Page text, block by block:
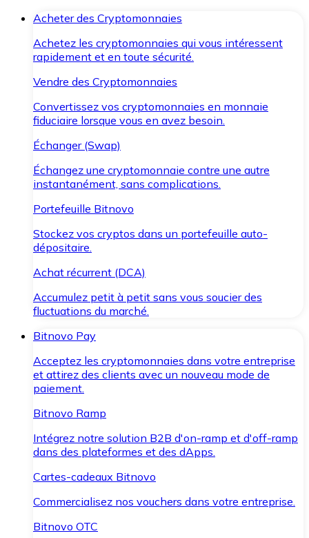
Acheter des Cryptomonnaies
Achetez les cryptomonnaies qui vous intéressent
rapidement et en toute sécurité.
Vendre des Cryptomonnaies
Convertissez vos cryptomonnaies en monnaie
fiduciaire lorsque vous en avez besoin.
Échanger (Swap)
Échangez une cryptomonnaie contre une autre
instantanément, sans complications.
Portefeuille Bitnovo
Stockez vos cryptos dans un portefeuille auto-
dépositaire.
Achat récurrent (DCA)
Accumulez petit à petit sans vous soucier des
fluctuations du marché.
Bitnovo Pay
Acceptez les cryptomonnaies dans votre entreprise
et attirez des clients avec un nouveau mode de
paiement.
Bitnovo Ramp
Intégrez notre solution B2B d'on-ramp et d'off-ramp
dans des plateformes et des dApps.
Cartes-cadeaux Bitnovo
Commercialisez nos vouchers dans votre entreprise.
Bitnovo OTC